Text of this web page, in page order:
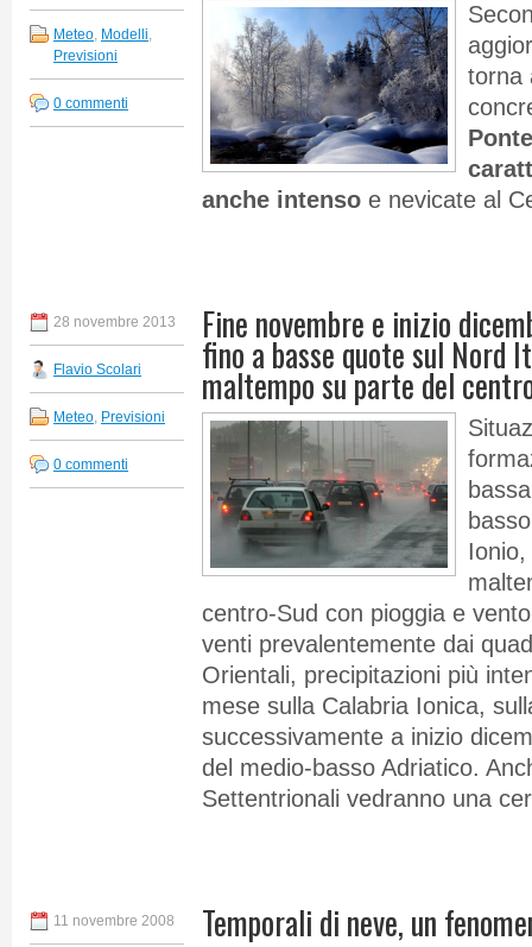
Meteo, Modelli,
Previsioni
0 commenti
torna
anche intenso e nevicate al
28 novembre 2013
Flavio Scolari
Meteo, Previsioni
0 commenti
Fine novembre e inizio
fino a basse quote sul Nord
maltempo su parte del
centro-Sud con pioggia e
venti prevalentemente dai
Orientali, precipitazioni più
mese sulla Calabria Ionica,
successivamente a inizio
del medio-basso Adriatico.
Settentrionali vedranno una
11 novembre 2008 Temporali di neve, un